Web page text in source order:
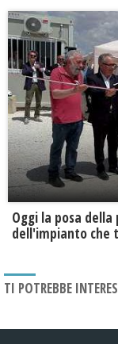
Oggi la posa
dell'impianto che
TI POTREBBE